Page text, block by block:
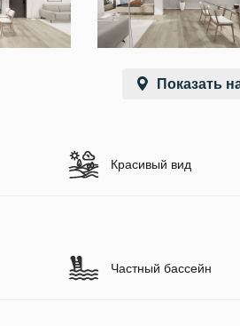
Показать
Красивый вид
Частный бассейн